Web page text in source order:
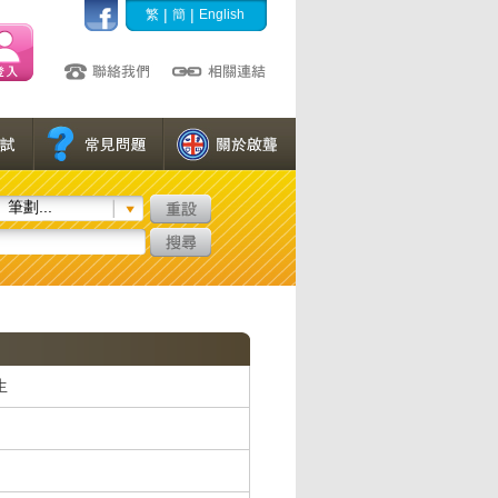
繁 | 簡 | English
筆劃...